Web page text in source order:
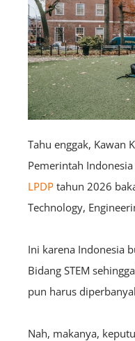
Tahu enggak, Kawan
Pemerintah
LPDP tahun 2026
Technology,
Ini karena Indonesia
Bidang STEM
pun harus
Nah, makanya,